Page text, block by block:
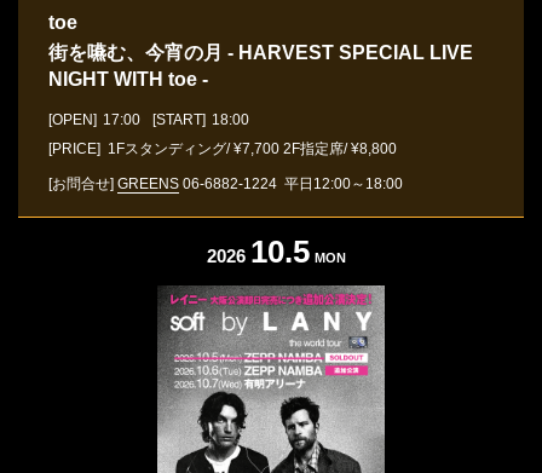
toe
街を嚥む、今宵の月 - HARVEST SPECIAL LIVE
NIGHT WITH toe -
[OPEN] 17:00 [START] 18:00
[PRICE] 1Fスタンディング/ ¥7,700 2F指定席/ ¥8,800
[お問合せ] GREENS 06-6882-1224 平日12:00～18:00
2026 10.5 MON